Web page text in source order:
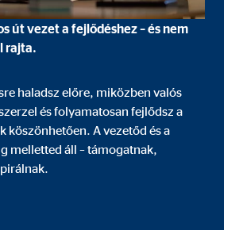
út vezet a fejlődéshez – és nem
rajta.
haladsz előre, miközben valós
és folyamatosan fejlődsz a
köszönhetően. A vezetőd és a
melletted áll – támogatnak,